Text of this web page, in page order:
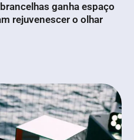
ganha espaço
rejuvenescer o olhar